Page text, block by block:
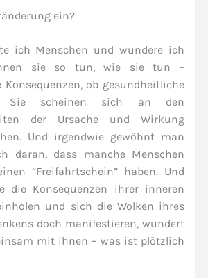
ein?
ich Menschen und wundere ich
sie so tun, wie sie tun –
Konsequenzen, ob gesundheitliche
Sie scheinen sich an den
der Ursache und Wirkung
Und irgendwie gewöhnt man
daran, dass manche Menschen
“Freifahrtschein” haben. Und
die Konsequenzen ihrer inneren
und sich die Wolken ihres
doch manifestieren, wundert
mit ihnen – was ist plötzlich